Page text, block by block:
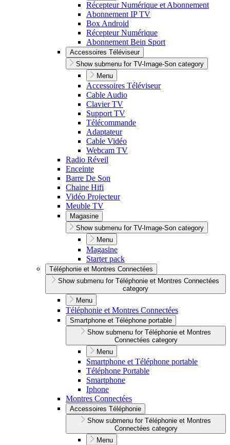
Récepteur Numérique et Abonnement
Abonnement IP TV
Box Android
Récepteur Numérique
Abonnement Bein Sport
Accessoires Téléviseur
Show submenu for TV-Image-Son category
Menu
Accessoires Téléviseur
Cable Audio
Clavier TV
Support TV
Télécommande
Adaptateur
Cable Vidéo
Webcam TV
Radio Réveil
Enceinte
Barre De Son
Chaine Hifi
Vidéo Projecteur
Meuble TV
Magasine
Show submenu for TV-Image-Son category
Menu
Magasine
Starter pack
Téléphonie et Montres Connectées
Show submenu for Téléphonie et Montres Connectées
category
Menu
Téléphonie et Montres Connectées
Smartphone et Téléphone portable
Show submenu for Téléphonie et Montres
Connectées category
Menu
Smartphone et Téléphone portable
Téléphone Portable
Smartphone
Iphone
Montres Connectées
Accessoires Téléphonie
Show submenu for Téléphonie et Montres
Connectées category
Menu